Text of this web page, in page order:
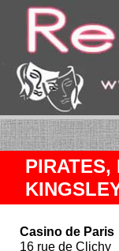
PIRATES,
Casino de Paris
16 rue de Clichy